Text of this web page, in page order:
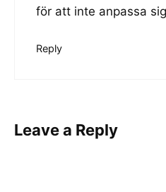
för att inte anpassa
Reply
Leave a Reply